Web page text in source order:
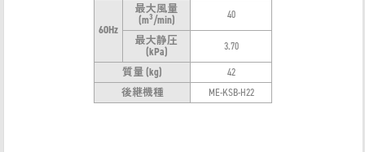
60Hz
最大風量
(m3/min)
40
最大静圧
(kPa)
3.70
質量 (kg)
42
後継機種
ME-KSB-H22